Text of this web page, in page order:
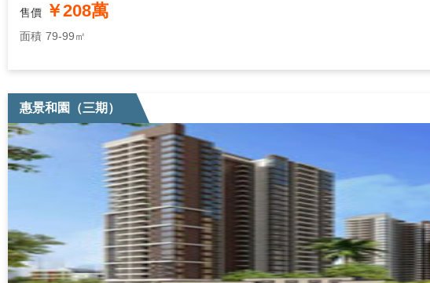
售價 ￥208萬
面積 79-99㎡
惠景和園（三期）